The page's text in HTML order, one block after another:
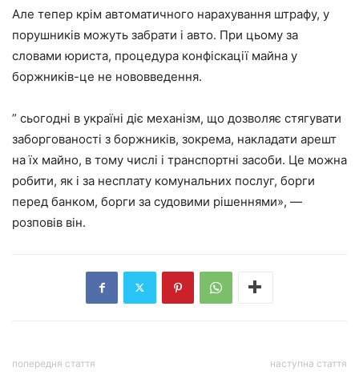
Але тепер крім автоматичного нарахування штрафу, у
порушників можуть забрати і авто. При цьому за
словами юриста, процедура конфіскації майна у
боржників-це не нововведення.
” сьогодні в україні діє механізм, що дозволяє стягувати
заборгованості з боржників, зокрема, накладати арешт
на їх майно, в тому числі і транспортні засоби. Це можна
робити, як і за несплату комунальних послуг, борги
перед банком, борги за судовими рішеннями», —
розповів він.
попередня стаття наступна стаття